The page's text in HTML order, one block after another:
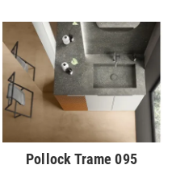
Pollock Trame 095